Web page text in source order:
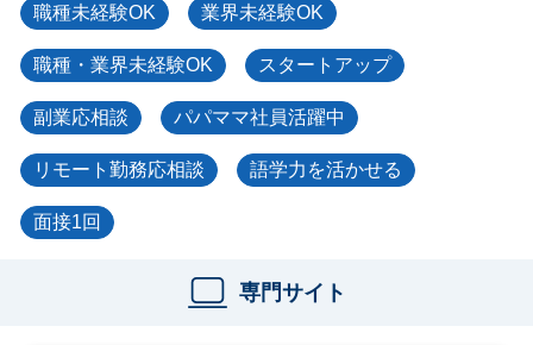
職種未経験OK 業界未経験OK
職種・業界未経験OK スタートアップ
副業応相談 パパママ社員活躍中
リモート勤務応相談 語学力を活かせる
面接1回
専門サイト